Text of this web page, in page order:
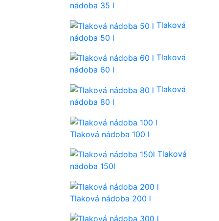
nádoba 35 l
Tlaková
nádoba 50 l
Tlaková
nádoba 60 l
Tlaková
nádoba 80 l
Tlaková nádoba 100 l
Tlaková
nádoba 150l
Tlaková nádoba 200 l